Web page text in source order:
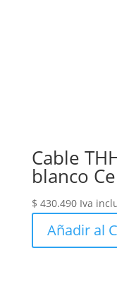
Cable
blanco
$ 430.490 Iva
Añadir al